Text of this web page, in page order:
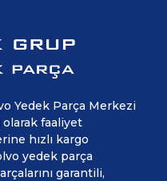
Yedek Parça Merkezi
faaliyet
hızlı kargo
yedek parça
garantili,